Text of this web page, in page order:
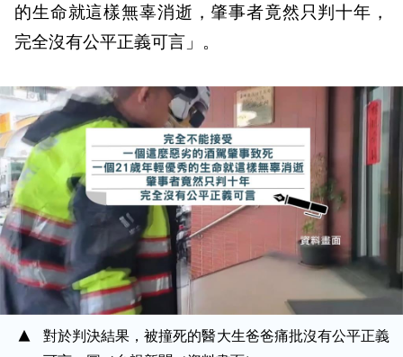
的生命就這樣無辜消逝，肇事者竟然只判十年，
完全沒有公平正義可言」。
對於判決結果，被撞死的醫大生爸爸痛批沒有公平正義